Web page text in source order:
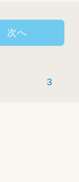
3
次へ